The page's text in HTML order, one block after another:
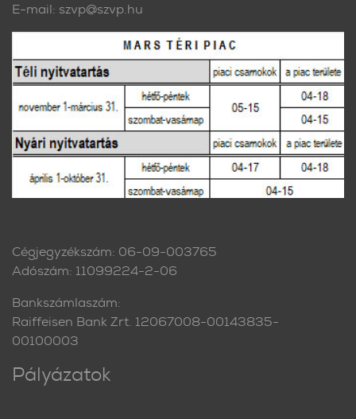
E-mail: szvp@szvp.hu
Cégjegyzékszám: 06-09-003765
Adószám: 11099224-2-06
Bankszámlaszám:
Raiffeisen Bank Zrt. 12067008-00143835-
00100003
Pályázatok